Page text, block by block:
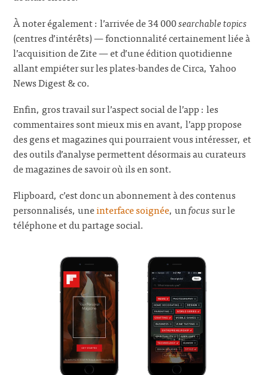
À noter également : l’arrivée de 34 000searchable topics
(centres d’intérêts) — fonctionnalité certainement liée à
l’acquisition de Zite — et d’une édition quotidienne
allant empiéter sur les plates-bandes de Circa, Yahoo
News Digest & co.
Enfin, gros travail sur l’aspect social de l’app : les
commentaires sont mieux mis en avant, l’app propose
des gens et magazines qui pourraient vous intéresser, et
des outils d’analyse permettent désormais au curateurs
de magazines de savoir où ils en sont.
Flipboard, c’est donc un abonnement à des contenus
personnalisés, uneinterface soignée, unfocussur le
téléphone et du partage social.